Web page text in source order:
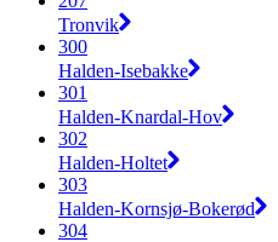
Tronvik
300
Halden-Isebakke
301
Halden-Knardal-Hov
302
Halden-Holtet
303
Halden-Kornsjø-Bokerød
304